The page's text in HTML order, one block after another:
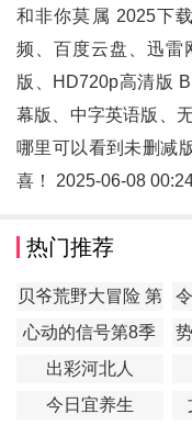
和非你莫属 2025下
频、百度云盘、迅雷
版、HD720p高清版
幕版、中字英语版、
哪里可以看到未删减
喜！ 2025-06-08
热门推荐
贝爷荒野大冒险 第
一季
心动的信号第8季
出彩河北人
今日宜养生